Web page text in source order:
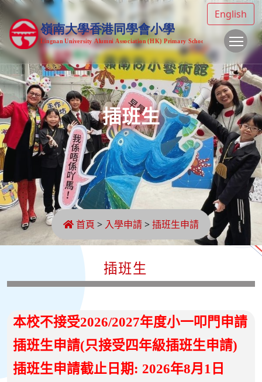
English
插班生
首頁 > 入學申請>插班生申請
插班生
本校不接受2026/2027年度小一叩門申請
插班生申請(只接受四年級插班生申請)
插班生申請截止日期: 2026年8月1日